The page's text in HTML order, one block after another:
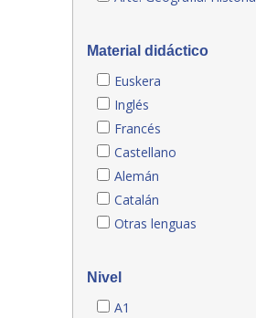
Material didáctico
Euskera
Inglés
Francés
Castellano
Alemán
Catalán
Otras lenguas
Nivel
A1